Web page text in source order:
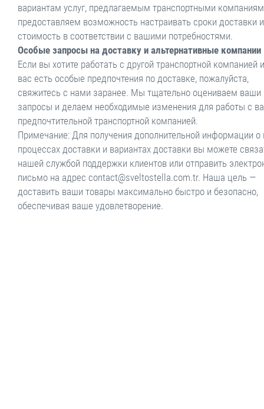
вариантам услуг, предлагаемым транспортными
предоставляем возможность настраивать сроки доставки и
стоимость в соответствии с вашими потребностями.
Особые запросы на доставку и альтернативные компании
Если вы хотите работать с другой транспортной компанией
вас есть особые предпочтения по доставке, пожалуйста,
свяжитесь с нами заранее. Мы тщательно оцениваем ваши
запросы и делаем необходимые изменения для работы с
предпочтительной транспортной компанией.
Примечание: Для получения дополнительной информации о
процессах доставки и вариантах доставки вы можете
нашей службой поддержки клиентов или отправить
письмо на адрес contact@sveltostella.com.tr. Наша цель —
доставить ваши товары максимально быстро и безопасно,
обеспечивая ваше удовлетворение.